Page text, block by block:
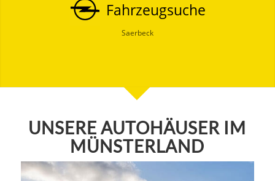
Fahrzeugsuche
Saerbeck
UNSERE AUTOHÄUSER IM
MÜNSTERLAND